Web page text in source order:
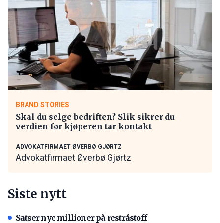
BRAND STORIES
Skal du selge bedriften? Slik sikrer du
verdien før kjøperen tar kontakt
ADVOKATFIRMAET ØVERBØ GJØRTZ
Advokatfirmaet Øverbø Gjørtz
Siste nytt
Satser nye millioner på restråstoff